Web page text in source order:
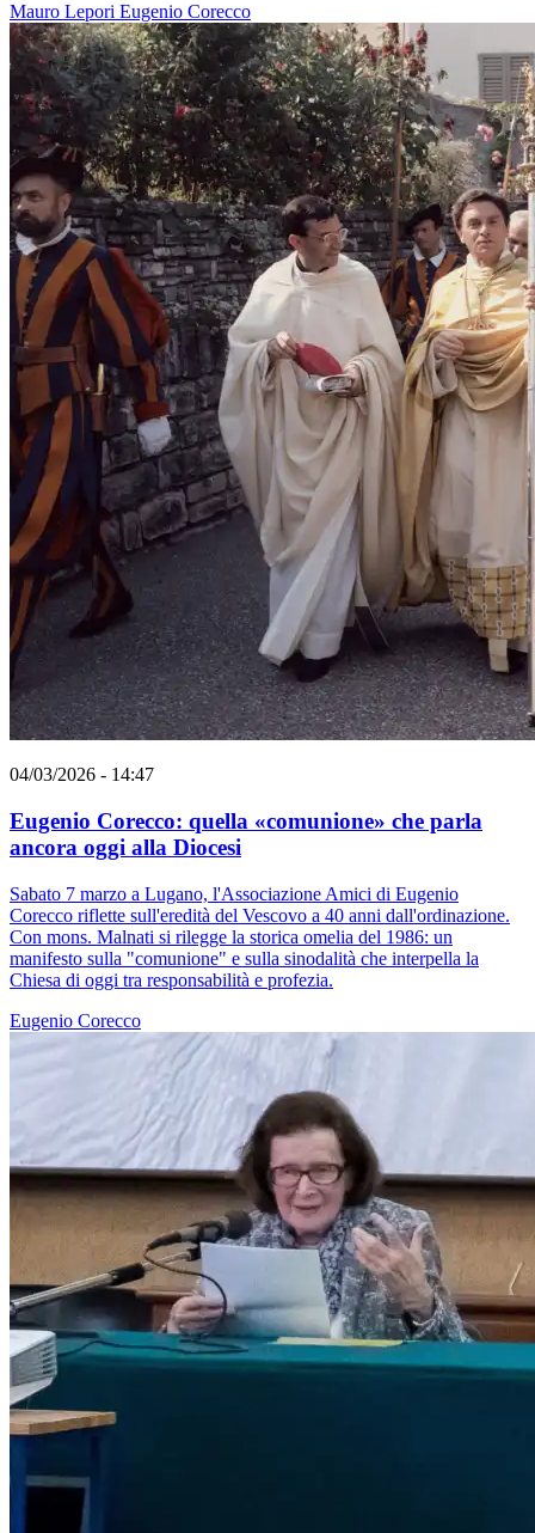
Mauro Lepori Eugenio Corecco
04/03/2026 - 14:47
Eugenio Corecco: quella «comunione» che parla
ancora oggi alla Diocesi
Sabato 7 marzo a Lugano, l'Associazione Amici di Eugenio
Corecco riflette sull'eredità del Vescovo a 40 anni dall'ordinazione.
Con mons. Malnati si rilegge la storica omelia del 1986: un
manifesto sulla "comunione" e sulla sinodalità che interpella la
Chiesa di oggi tra responsabilità e profezia.
Eugenio Corecco